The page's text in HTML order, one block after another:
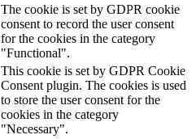
The cookie is set by GDPR cookie
consent to record the user consent
for the cookies in the category
"Functional".
This cookie is set by GDPR Cookie
Consent plugin. The cookies is used
to store the user consent for the
cookies in the category
"Necessary".